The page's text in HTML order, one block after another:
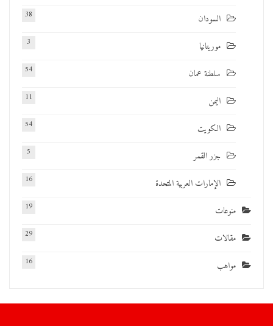
السودان 38
موريتانيا 3
سلطنة عمان 54
اليمن 11
الكويت 54
جزر القمر 5
الإمارات العربية المتحدة 16
منوعات 19
مقالات 29
مواهب 16